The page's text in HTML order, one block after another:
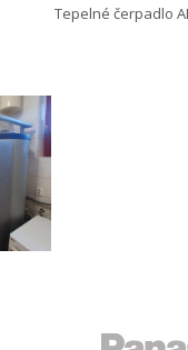
Tepelné čerpadlo